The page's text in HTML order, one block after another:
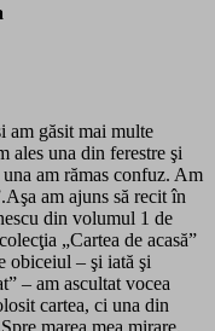
am găsit mai multe
ales una din ferestre şi
am rămas confuz. Am
am ajuns să recit în
din volumul 1 de
„Cartea de acasă”
obiceiul – şi iată şi
– am ascultat vocea
cartea, ci una din
marea mea mirare,